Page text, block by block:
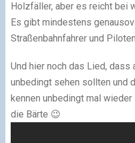
Holzfäller, aber es reicht bei
Es gibt mindestens
Straßenbahnfahrer und
Und hier noch das Lied, dass
unbedingt sehen sollten und
kennen unbedingt mal
die Bärte 😉